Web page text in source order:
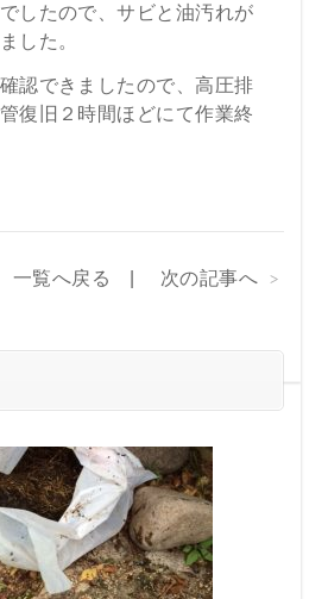
したので、サビと油汚れが
した。
認できましたので、高圧排
復旧２時間ほどにて作業終
一覧へ戻る 次の記事へ